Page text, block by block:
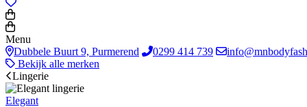
Menu
Dubbele Buurt 9, Purmerend
0299 414 739
Bekijk alle merken
Lingerie
Elegant